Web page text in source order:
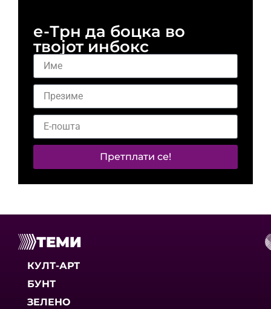
е-Трн да боцка во
твојот инбокс
Претплати се!
ТЕМИ
КУЛТ-АРТ
БУНТ
ЗЕЛЕНО